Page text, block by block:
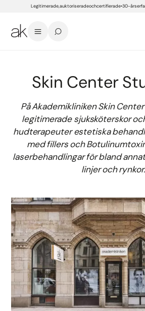
Legitimerade, auktoriserade och certifierade 30-års
Skin Center
På Akademikliniken Skin
legitimerade sjuksköterskor
hudterapeuter estetiska
med fillers och
laserbehandlingar för bland
linjer och rynkor.